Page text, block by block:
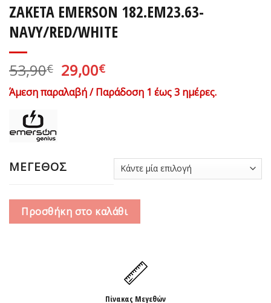
ΖΑΚΕΤΑ EMERSON 182.EM23.63-
NAVY/RED/WHITE
53,90€ Original
price
was:
29,00€Η
τρέχουσα
τιμή
Άμεση παραλαβή / Παράδοση 1 έως 3 ημέρες.
ΜΕΓΕΘΟΣ
Προσθήκη στο καλάθι
Πίνακας Μεγεθών